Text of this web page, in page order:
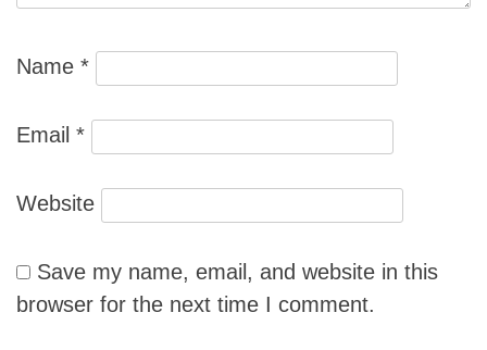
Name *
Email *
Website
Save my name, email, and website in this
browser for the next time I comment.